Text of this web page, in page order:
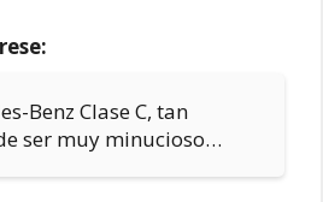
Benz Clase C, tan
ser muy minucioso…